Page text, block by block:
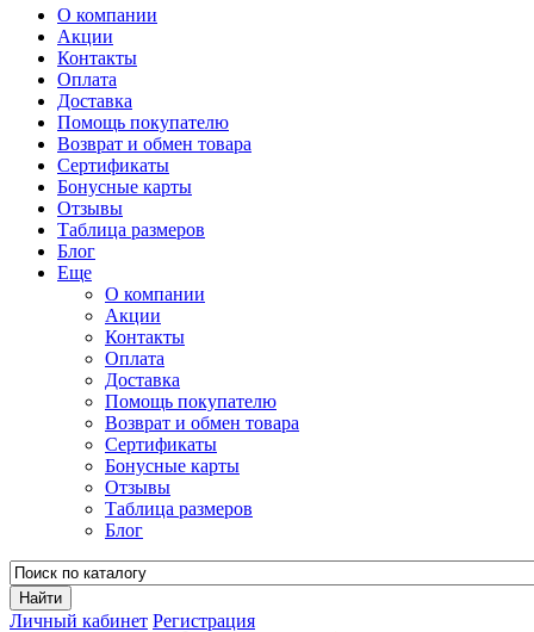
О компании
Акции
Контакты
Оплата
Доставка
Помощь покупателю
Возврат и обмен товара
Сертификаты
Бонусные карты
Отзывы
Таблица размеров
Блог
Еще
О компании
Акции
Контакты
Оплата
Доставка
Помощь покупателю
Возврат и обмен товара
Сертификаты
Бонусные карты
Отзывы
Таблица размеров
Блог
Личный кабинет Регистрация